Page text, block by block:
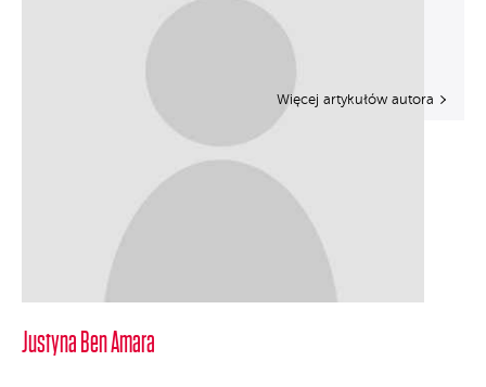
Justyna Ben Amara
Więcej artykułów autora